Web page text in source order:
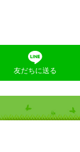
友だちに送る